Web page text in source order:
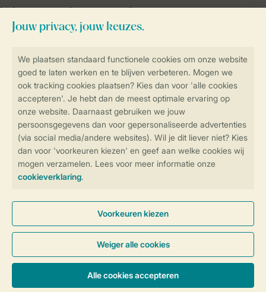
Controle over jouw gegevens &
privacy
Instellingen wijzigen
Veilig en snel online boeken
Veilige gegevensoverdracht
Veilige betaling